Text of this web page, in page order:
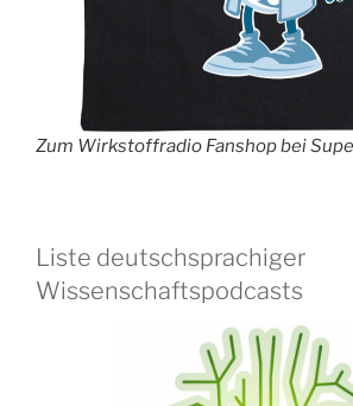
Zum Wirkstoffradio Fanshop bei
Liste deutschsprachiger
Wissenschaftspodcasts